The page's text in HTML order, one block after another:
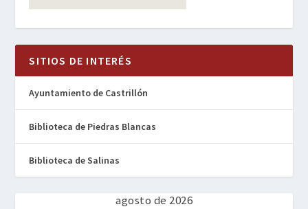
SITIOS DE INTERÉS
Ayuntamiento de Castrillón
Biblioteca de Piedras Blancas
Biblioteca de Salinas
agosto de 2026